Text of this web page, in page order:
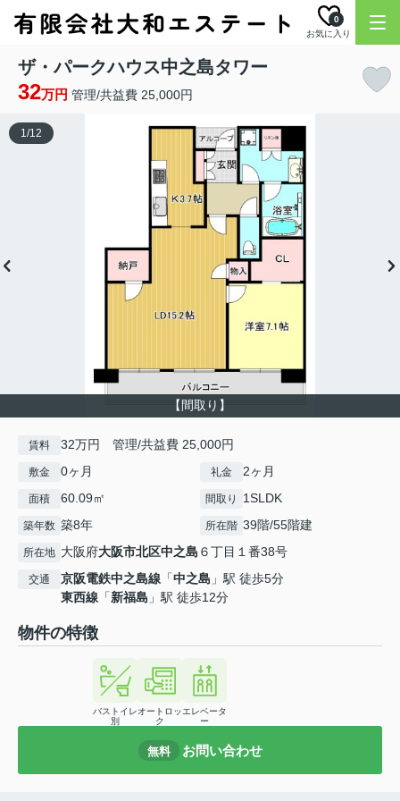
お気に入り
0
ザ・パークハウス中之島タワー
32万円 管理/共益費 25,000円
【間取り】
1/12
賃料 32万円 管理/共益費 25,000円
敷金 0ヶ月 礼金 2ヶ月
面積 60.09㎡ 間取り 1SLDK
築年数 築8年 所在階 39階/55階建
所在地 大阪府大阪市北区中之島 ６丁目１番38号
交通 京阪電鉄中之島線 「中之島 」駅 徒歩5分
東西線 「新福島 」駅 徒歩12分
物件の特徴
バストイレ
別
オートロッ
ク
エレベータ
ー
無料 お問い合わせ